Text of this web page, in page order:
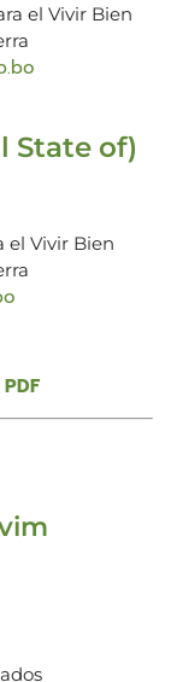
el Vivir Bien
State of)
el Vivir Bien